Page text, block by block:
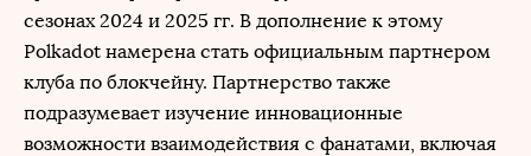
сезонах 2024 и 2025 гг. В дополнение к этому
Polkadot намерена стать официальным партнером
клуба по блокчейну. Партнерство также
подразумевает изучение инновационные
возможности взаимодействия с фанатами, включая